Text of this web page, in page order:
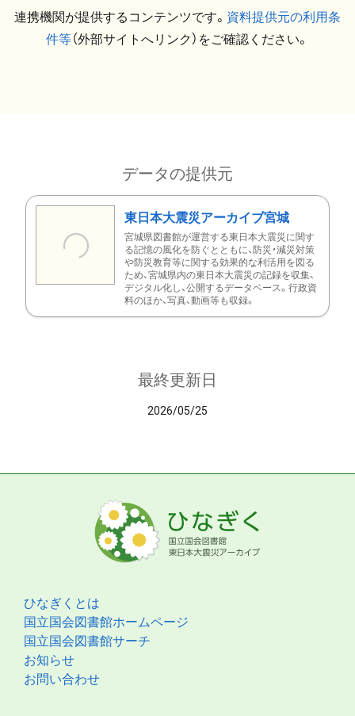
連携機関が提供するコンテンツです。 資料提供元の利用条
件等（外部サイトへリンク）をご確認ください。
データの提供元
東日本大震災アーカイブ宮城
宮城県図書館が運営する東日本大震災に関す
る記憶の風化を防ぐとともに、防災・減災対策
や防災教育等に関する効果的な利活用を図る
ため、宮城県内の東日本大震災の記録を収集、
デジタル化し、公開するデータベース。行政資
料のほか、写真、動画等も収録。
最終更新日
2026/05/25
ひなぎくとは
国立国会図書館ホームページ
国立国会図書館サーチ
お知らせ
お問い合わせ